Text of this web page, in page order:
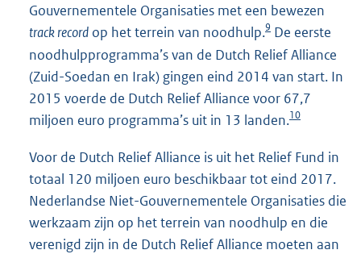
Gouvernementele Organisaties met een bewezen
track record op het terrein van noodhulp.9 De eerste
noodhulpprogramma’s van de Dutch Relief Alliance
(Zuid-Soedan en Irak) gingen eind 2014 van start. In
2015 voerde de Dutch Relief Alliance voor 67,7
miljoen euro programma’s uit in 13 landen.10
Voor de Dutch Relief Alliance is uit het Relief Fund in
totaal 120 miljoen euro beschikbaar tot eind 2017.
Nederlandse Niet-Gouvernementele Organisaties die
werkzaam zijn op het terrein van noodhulp en die
verenigd zijn in de Dutch Relief Alliance moeten aan